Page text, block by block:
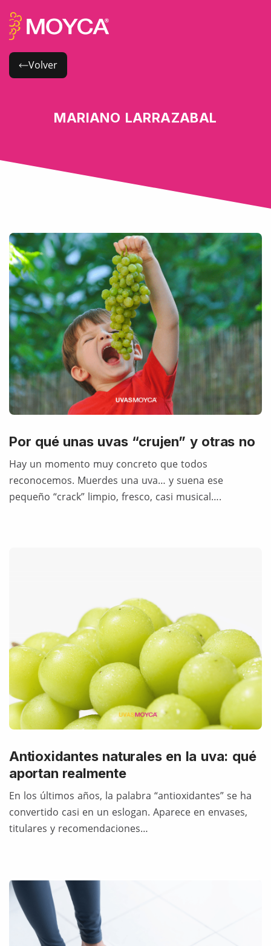
Volver
MARIANO LARRAZABAL
Por qué unas uvas “crujen” y otras no
Hay un momento muy concreto que todos
reconocemos. Muerdes una uva… y suena ese
pequeño “crack” limpio, fresco, casi musical….
Antioxidantes naturales en la uva: qué
aportan realmente
En los últimos años, la palabra “antioxidantes” se ha
convertido casi en un eslogan. Aparece en envases,
titulares y recomendaciones…